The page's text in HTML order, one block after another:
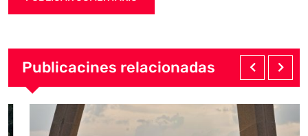
Publicacines relacionadas